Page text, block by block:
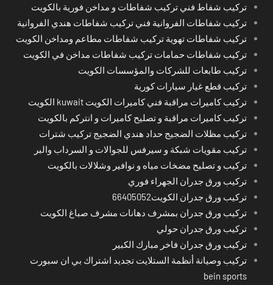
تركيب شفاط فني تركيب شفاطات و مداخن فورية بالكويت
تركيب شفاطات الفروانية فني تركيب شفاطات هندي الفروانية
تركيب شفاطات تهوية تركيب شفاطات مطاعم ومداخن الكويت
تركيب شفاطات حمامات تركيب شفاطات مداخن في الكويت
تركيب طابعات للشركات والمؤسسات الكويت
تركيب قطع غيار سيارات كورية
تركيب كاميرات مراقبة فني كاميرات الكويت kuwait الكويت
تركيب كاميرات مراقبة و تصليح كاميرات و انتركم بالكويت
تركيب مظلات الضجيج حداد هندي الضجيج تركيب شترات
تركيب مقويات شبكة و سيرفس للجوالات و السرداب والبر
تركيب و تصليح مضخات مياه و نوافير وشلالات بالكويت
تركيب ورق جدران الجهراء فوري
تركيب ورق جدران الكويت66405052
تركيب ورق جدران بمشرف دهانات مشرف صباغ الكويت
تركيب ورق جدران حولي
تركيب ورق جدران فاخر مبارك الكبير
تركيب وصيانة أنظمة الستلايت تجديد اشتراك بي ان سبورت
bein sports